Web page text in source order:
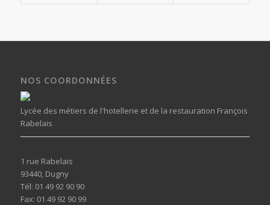
NOS COORDONNÉES
Lycée des métiers de l'hotellerie et de la restauration François
Rabelais
1 rue Rabelais
93440, Dugny
Tél: 01 49 92 90 90
Fax: 01 49 92 90 99